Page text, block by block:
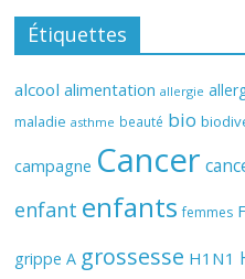
Étiquettes
alcool alimentation allergie
maladie asthme beauté bio
campagne Cancer
enfant enfants femmes
grippe A grossesse H1N1